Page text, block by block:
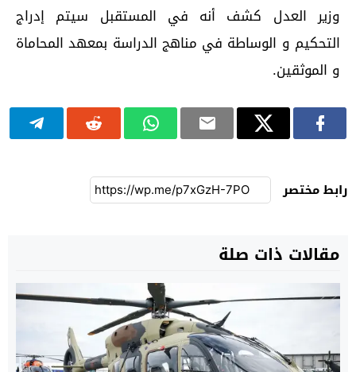
وزير العدل كشف أنه في المستقبل سيتم إدراج
التحكيم و الوساطة في مناهج الدراسة بمعهد المحاماة
و الموثقين.
رابط مختصر
مقالات ذات صلة